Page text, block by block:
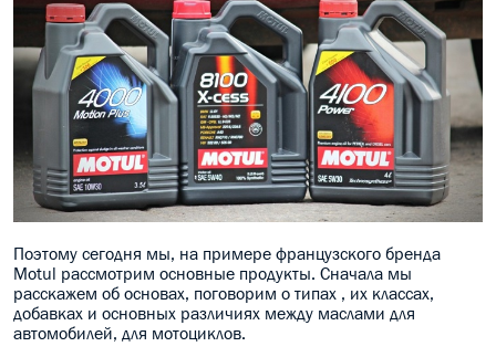
АНТИФРИЗЫ СПЕЦЖИДКОСТИ
ПРИСАДКИ АВТОХИМИЯ
АВТО КОСМЕТИКА
МОТО МАСЛА
Поэтому сегодня мы, на примере французского бренда
Motul рассмотрим основные продукты . Сначала мы
расскажем об основах, поговорим о типах , их классах,
добавках и основных различиях между маслами для
автомобилей, для мотоциклов.